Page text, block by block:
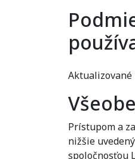
Aktualizované
Prístupom a
nižšie
spoločnosťou